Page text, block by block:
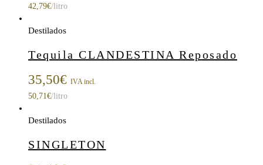
42,79€/litro
Destilados
Tequila CLANDESTINA Reposado
35,50€ IVA incl.
50,71 €/litro
Destilados
SINGLETON